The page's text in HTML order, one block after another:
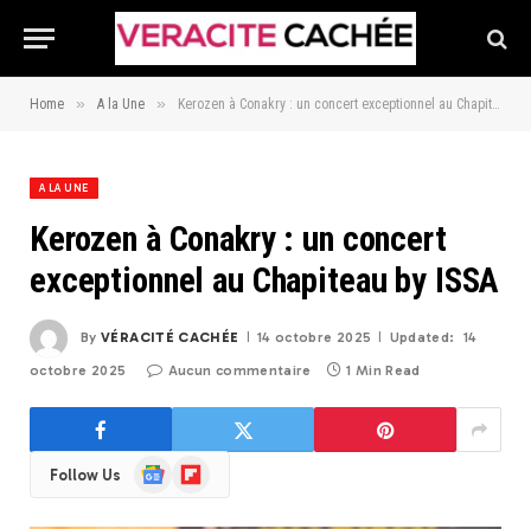
Home » A la Une » Kerozen à Conakry : un concert exceptionnel au Chapiteau by ISSA
A LA UNE
Kerozen à Conakry : un concert
exceptionnel au Chapiteau by ISSA
By VÉRACITÉ CACHÉE 14 octobre 2025 Updated: 14
octobre 2025 Aucun commentaire 1 Min Read
Follow Us
GoogleFlipboard